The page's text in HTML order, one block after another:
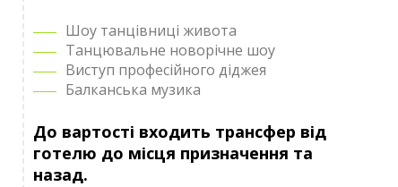
Шоу танцівниці живота
Танцювальне новорічне шоу
Виступ професійного діджея
Балканська музика
До вартості входить трансфер від
готелю до місця призначення та
назад.